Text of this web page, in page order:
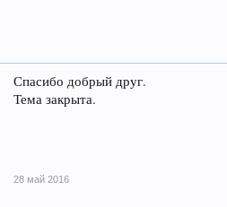
Спасибо добрый друг.
Тема закрыта.
28 май 2016